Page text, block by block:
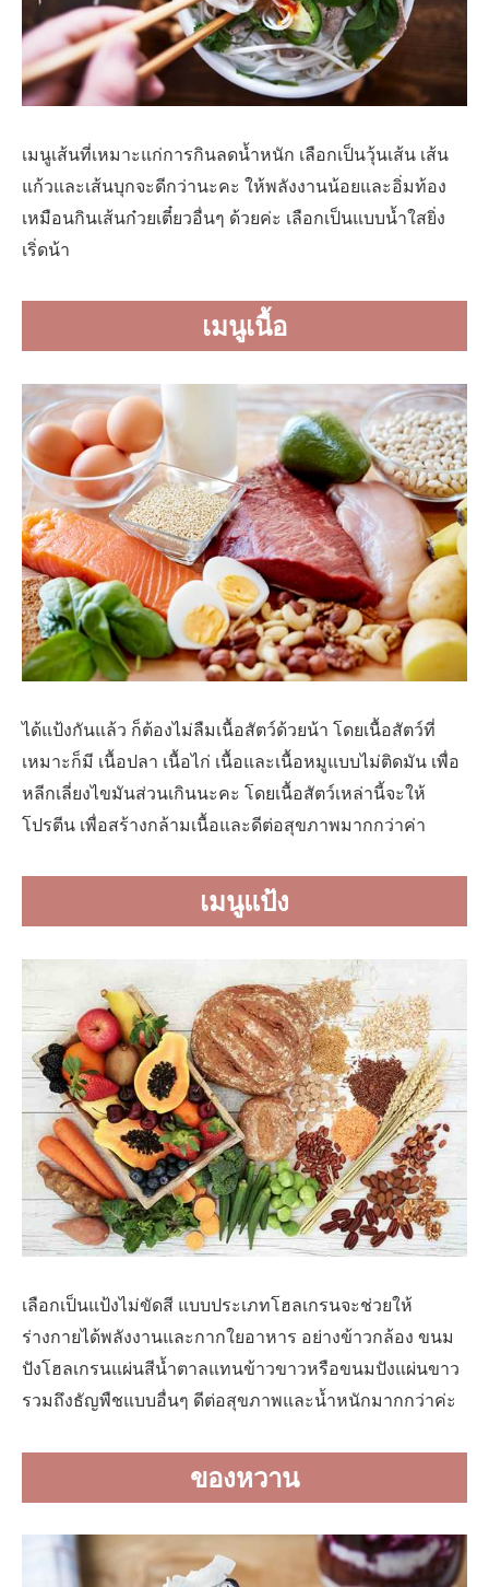
เมนูเส้นที่เหมาะแก่การกินลดน้ำหนัก เลือกเป็นวุ้นเส้น เส้น
แก้วและเส้นบุกจะดีกว่านะคะ ให้พลังงานน้อยและอิ่มท้อง
เหมือนกินเส้นก๋วยเตี๋ยวอื่นๆ ด้วยค่ะ เลือกเป็นแบบน้ำใสยิ่ง
เริ่ดน้า
เมนูเนื้อ
ได้แป้งกันแล้ว ก็ต้องไม่ลืมเนื้อสัตว์ด้วยน้า โดยเนื้อสัตว์ที่
เหมาะก็มี เนื้อปลา เนื้อไก่ เนื้อและเนื้อหมูแบบไม่ติดมัน เพื่อ
หลีกเลี่ยงไขมันส่วนเกินนะคะ โดยเนื้อสัตว์เหล่านี้จะให้
โปรตีน เพื่อสร้างกล้ามเนื้อและดีต่อสุขภาพมากกว่าค่า
เมนูแป้ง
เลือกเป็นแป้งไม่ขัดสี แบบประเภทโฮลเกรนจะช่วยให้
ร่างกายได้พลังงานและกากใยอาหาร อย่างข้าวกล้อง ขนม
ปังโฮลเกรนแผ่นสีน้ำตาลแทนข้าวขาวหรือขนมปังแผ่นขาว
รวมถึงธัญพืชแบบอื่นๆ ดีต่อสุขภาพและน้ำหนักมากกว่าค่ะ
ของหวาน